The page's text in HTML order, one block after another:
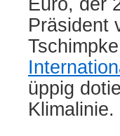
Euro, der
Präsident
üppig
Klimalinie.